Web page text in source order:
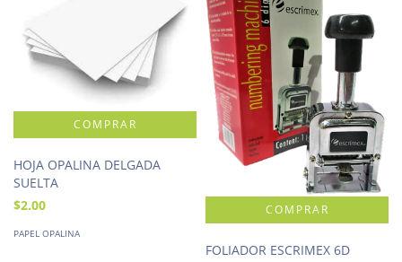
HOJA OPALINA DELGADA
SUELTA
$2.00
PAPEL OPALINA
FOLIADOR ESCRIMEX 6D